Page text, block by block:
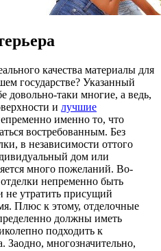
качества материалы для
государстве? Указанный
довольно-таки многие, а ведь,
и лучшие
именно то, что
востребованным. Без
в независимости оттого
дом или
много пожеланий. Во-
непременно быть
не утратить присущий
Плюс к этому, отделочные
должны иметь
подходить к
Заодно, многозначительно,